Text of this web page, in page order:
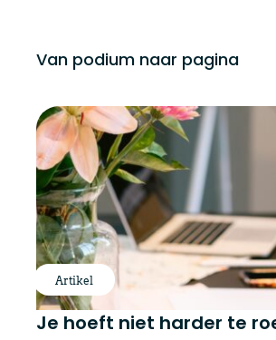
Van podium naar pagina
Artikel
Je hoeft niet harder te